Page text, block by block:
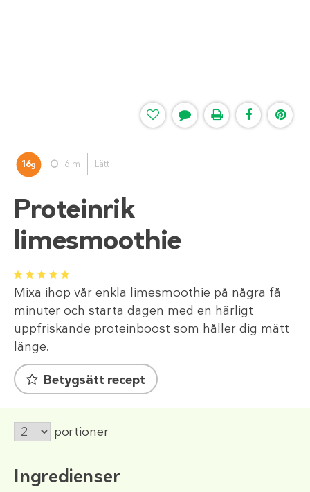
16g 6 m Lätt
Proteinrik
limesmoothie
1 2 3 4 5
Mixa ihop vår enkla limesmoothie på några få
minuter och starta dagen med en härligt
uppfriskande proteinboost som håller dig mätt
länge.
Betygsätt recept
portioner
Ingredienser